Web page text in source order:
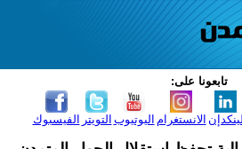
تابعونا على:
الفيسبوك التويتر اليوتيوب الانستغرام لينكدإن